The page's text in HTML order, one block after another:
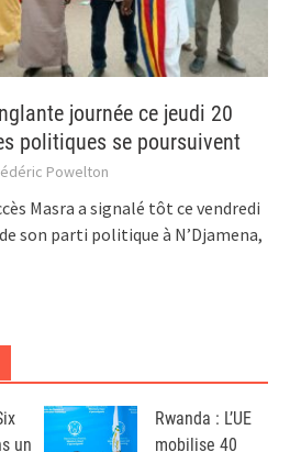
journée ce jeudi 20
politiques se poursuivent
Powelton
Masra a signalé tôt ce vendredi
son parti politique à N’Djamena,
un
Rwanda : L’UE
mobilise 40